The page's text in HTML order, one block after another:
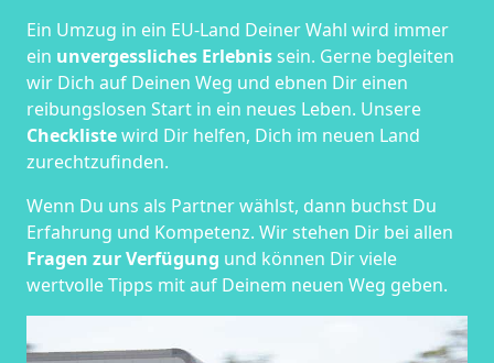
Ein Umzug in ein EU-Land Deiner Wahl wird immer
ein unvergessliches Erlebnissein. Gerne begleiten
wir Dich auf Deinen Weg und ebnen Dir einen
reibungslosen Start in ein neues Leben. Unsere
Checklistewird Dir helfen, Dich im neuen Land
zurechtzufinden.
Wenn Du uns als Partner wählst, dann buchst Du
Erfahrung und Kompetenz. Wir stehen Dir bei allen
Fragen zur Verfügung und können Dir viele
wertvolle Tipps mit auf Deinem neuen Weg geben.